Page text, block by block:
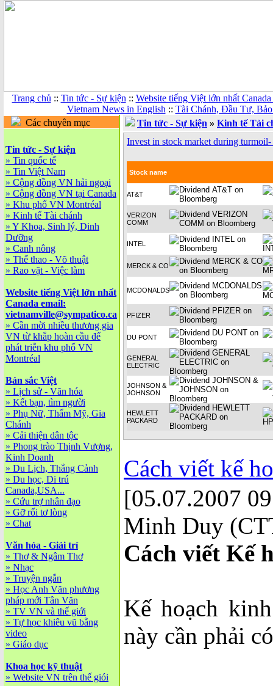
Trang chủ :: Tin tức - Sự kiện :: Website tiếng Việt lớn nhất
Vietnam News in English :: Tài Chánh, Đầu Tư,
Các chuyên mục
Tin tức - Sự kiện
» Tin quốc tế
» Tin Việt Nam
» Cộng đồng VN hải ngoại
» Cộng đồng VN tại Canada
» Khu phố VN Montréal
» Kinh tế Tài chánh
» Y Khoa, Sinh lý, Dinh
Dưỡng
» Canh nông
» Thể thao - Võ thuật
» Rao vặt - Việc làm
Website tiếng Việt lớn nhất
Canada email:
vietnamville@sympatico.ca
» Cần mời nhiều thương gia
VN từ khắp hoàn cầu để
phát triễn khu phố VN
Montréal
Bản sắc Việt
» Lịch sử - Văn hóa
» Kết bạn, tìm người
» Phụ Nữ, Thẩm Mỹ, Gia
Chánh
» Cải thiện dân tộc
» Phong trào Thịnh Vượng,
Kinh Doanh
» Du Lịch, Thắng Cảnh
» Du học, Di trú
Canada,USA...
» Cứu trợ nhân đạo
» Gỡ rối tơ lòng
» Chat
Văn hóa - Giải trí
» Thơ & Ngâm Thơ
» Nhạc
» Truyện ngắn
» Học Anh Văn phương
pháp mới Tân Văn
» TV VN và thế giới
» Tự học khiêu vũ bằng
video
» Giáo dục
Khoa học kỹ thuật
» Website VN trên thế giói
Tin tức - Sự kiện » Kinh tế Tài
Invest in stock market during
Stock name
AT&T
VERIZON
COMM
INTEL
MERCK & CO
MCDONALDS
PFIZER
DU PONT
GENERAL
ELECTRIC
JOHNSON &
JOHNSON
HEWLETT
PACKARD
Cách viết kế
[05.07.2007
Minh Duy
Cách viết Kế
Kế hoạch
này cần phải